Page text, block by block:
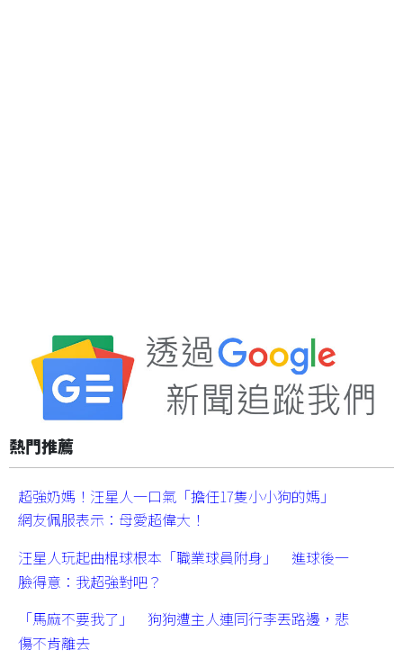
熱門推薦
超強奶媽！汪星人一口氣「擔任17隻小小狗的媽」
網友佩服表示：母愛超偉大！
汪星人玩起曲棍球根本「職業球員附身」 進球後一
臉得意：我超強對吧？
「馬麻不要我了」 狗狗遭主人連同行李丟路邊，悲
傷不肯離去